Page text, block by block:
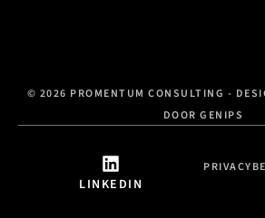
© 2026 PROMENTUM CONSULTING -
DOOR GENIPS
LINKEDIN